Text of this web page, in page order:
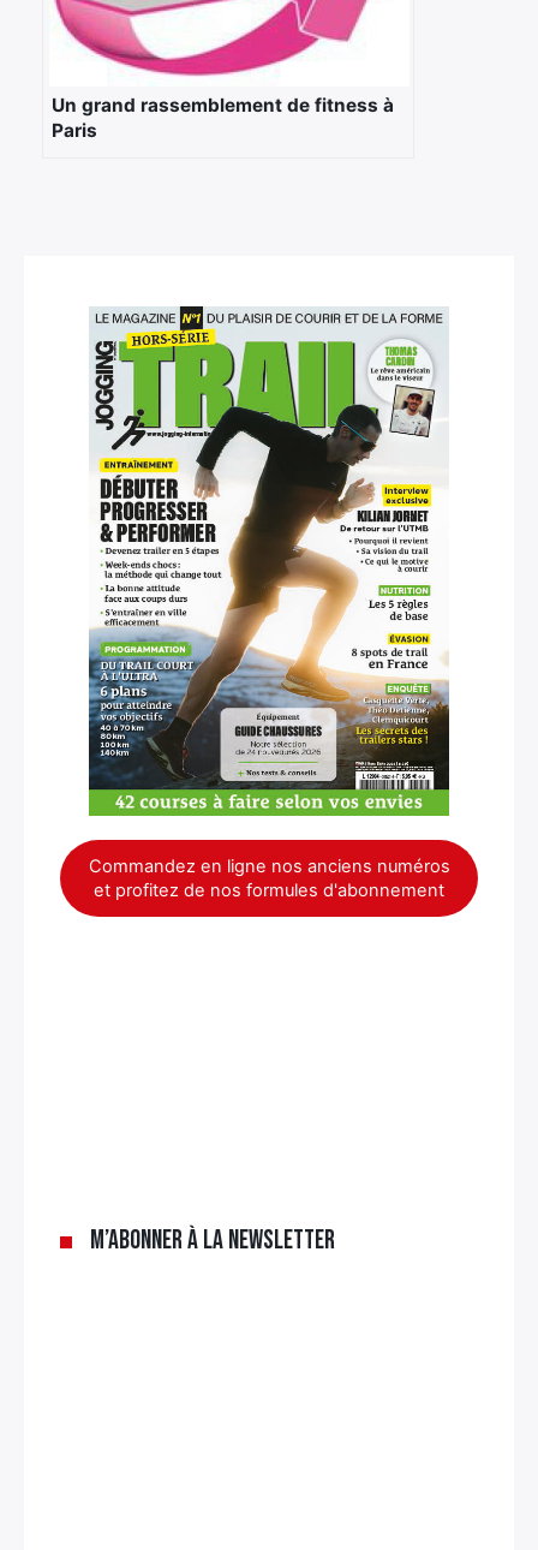
Un grand rassemblement de fitness à
Paris
Commandez en ligne nos anciens numéros
et profitez de nos formules d'abonnement
M’abonner à la newsletter
Rechercher